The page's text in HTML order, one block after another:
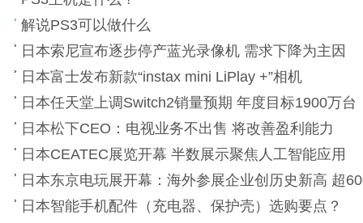
解说PS3可以做什么
日本索尼宣布逐步停产蓝光录像机 需求下降为主因
日本富士发布新款“instax mini LiPlay +”相机
日本任天堂上调Switch2销量预期 年度目标1900万台
日本松下CEO：电视业务不出售 将改善盈利能力
日本CEATEC展览开幕 半数展示聚焦人工智能应用
日本东京电玩展开幕：海外参展企业创历史新高 超
日本智能手机配件（充电器、保护壳）选购要点？